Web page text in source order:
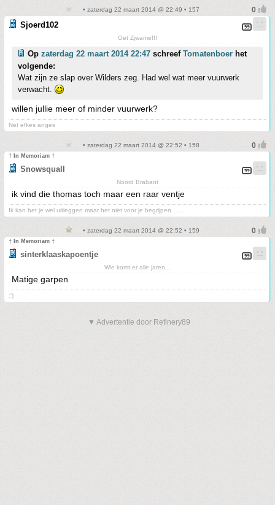
• zaterdag 22 maart 2014 @ 22:49 • 157
Sjoerd102
Oet Zjwame!!!
Op zaterdag 22 maart 2014 22:47 schreef Tomatenboer het
volgende:
Wat zijn ze slap over Wilders zeg. Had wel wat meer vuurwerk
verwacht.
willen jullie meer of minder vuurwerk?
Net efkes anges
• zaterdag 22 maart 2014 @ 22:52 • 158
† In Memoriam †
Snowsquall
Noord Brabant
ik vind die thomas toch maar een raar ventje
Ik kan het je wel uitleggen maar het niet voor je begrijpen........
• zaterdag 22 maart 2014 @ 22:52 • 159
† In Memoriam †
sinterklaaskapoentje
Wie komt er alle jaren...
Matige garpen
:')
▼ Advertentie door Refinery89